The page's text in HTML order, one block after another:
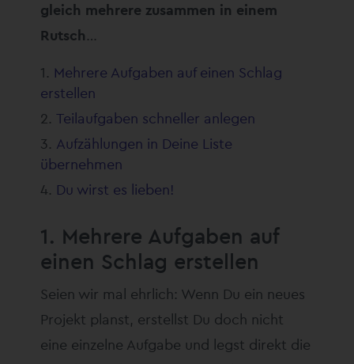
gleich mehrere zusammen in einem
Rutsch…
Mehrere Aufgaben auf einen Schlag
erstellen
Teilaufgaben schneller anlegen
Aufzählungen in Deine Liste
übernehmen
Du wirst es lieben!
1. Mehrere Aufgaben auf
einen Schlag erstellen
Seien wir mal ehrlich: Wenn Du ein neues
Projekt planst, erstellst Du doch nicht
eine einzelne Aufgabe und legst direkt die